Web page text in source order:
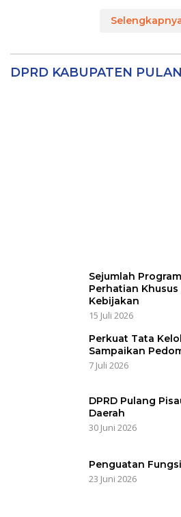
DPRD KABUPATEN
Sejumlah
Perhatian
Kebijakan
15 Juli 2026
Perkuat Tata
Sampaikan
7 Juli 2026
DPRD Pulang
Daerah
30 Juni 2026
Penguatan
23 Juni 2026